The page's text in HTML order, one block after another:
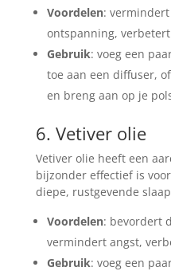
Voordelen:
ontspanning,
Gebruik: voeg een
toe aan een diffuser,
en breng aan op je
6. Vetiver olie
Vetiver olie heeft een
bijzonder effectief is
diepe, rustgevende
Voordelen: bevordert
vermindert angst,
Gebruik: voeg een